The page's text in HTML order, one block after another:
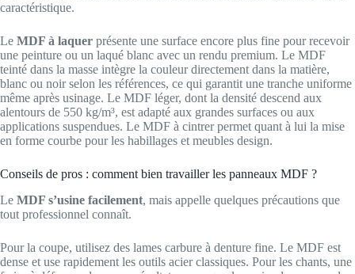
caractéristique.
Le MDF à laquer présente une surface encore plus fine pour recevoir
une peinture ou un laqué blanc avec un rendu premium. Le MDF
teinté dans la masse intègre la couleur directement dans la matière,
blanc ou noir selon les références, ce qui garantit une tranche uniforme
même après usinage. Le MDF léger, dont la densité descend aux
alentours de 550 kg/m³, est adapté aux grandes surfaces ou aux
applications suspendues. Le MDF à cintrer permet quant à lui la mise
en forme courbe pour les habillages et meubles design.
Conseils de pros : comment bien travailler les panneaux MDF ?
Le MDF s’usine facilement, mais appelle quelques précautions que
tout professionnel connaît.
Pour la coupe, utilisez des lames carbure à denture fine. Le MDF est
dense et use rapidement les outils acier classiques. Pour les chants, une